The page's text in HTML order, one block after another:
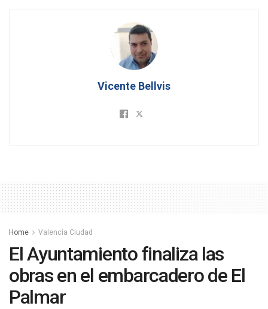
Vicente Bellvis
Home Valencia Ciudad
El Ayuntamiento finaliza las
obras en el embarcadero de El
Palmar